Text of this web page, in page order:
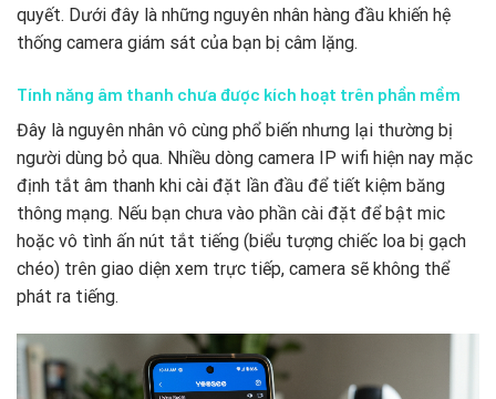
quyết. Dưới đây là những nguyên nhân hàng đầu khiến hệ
thống camera giám sát của bạn bị câm lặng.
Tính năng âm thanh chưa được kích hoạt trên phần mềm
Đây là nguyên nhân vô cùng phổ biến nhưng lại thường bị
người dùng bỏ qua. Nhiều dòng camera IP wifi hiện nay mặc
định tắt âm thanh khi cài đặt lần đầu để tiết kiệm băng
thông mạng. Nếu bạn chưa vào phần cài đặt để bật mic
hoặc vô tình ấn nút tắt tiếng (biểu tượng chiếc loa bị gạch
chéo) trên giao diện xem trực tiếp, camera sẽ không thể
phát ra tiếng.